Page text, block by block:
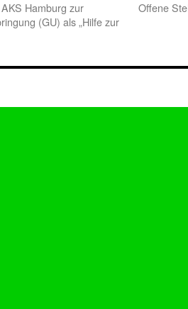
Hamburg zur
(GU) als „Hilfe zur
Offene